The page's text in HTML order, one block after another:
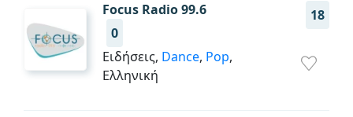
Focus Radio 99.6
18
0
Ειδήσεις, Dance, Pop,
Ελληνική